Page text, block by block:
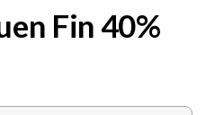
Fin 40%